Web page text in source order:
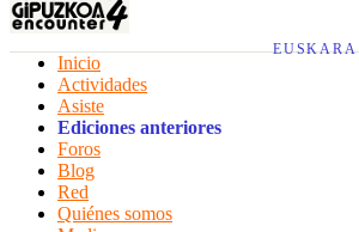
EUSKARA
Inicio
Actividades
Asiste
Ediciones anteriores
Foros
Blog
Red
Quiénes somos